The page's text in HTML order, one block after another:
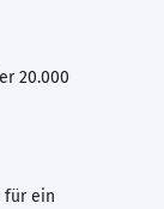
20.000
für ein